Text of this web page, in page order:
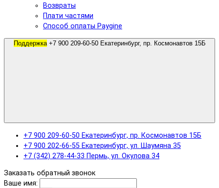
Возвраты
Плати частями
Способ оплаты Paygine
Поддержка
+7 900 209-60-50 Екатеринбург, пр. Космонавтов 15Б
+7 900 202-66-55 Екатеринбург, ул. Шаумяна 35
+7 (342) 278-44-33 Пермь, ул. Окулова 34
Заказать обратный звонок
Ваше имя: